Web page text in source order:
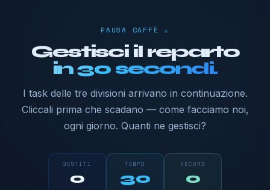
PAUSA CAFFÈ ☕
Gestisci il reparto
in 30 secondi.
I task delle tre divisioni arrivano in continuazione.
Cliccali prima che scadano — come facciamo noi,
ogni giorno. Quanti ne gestisci?
GESTITI
0
TEMPO
30
RECORD
0